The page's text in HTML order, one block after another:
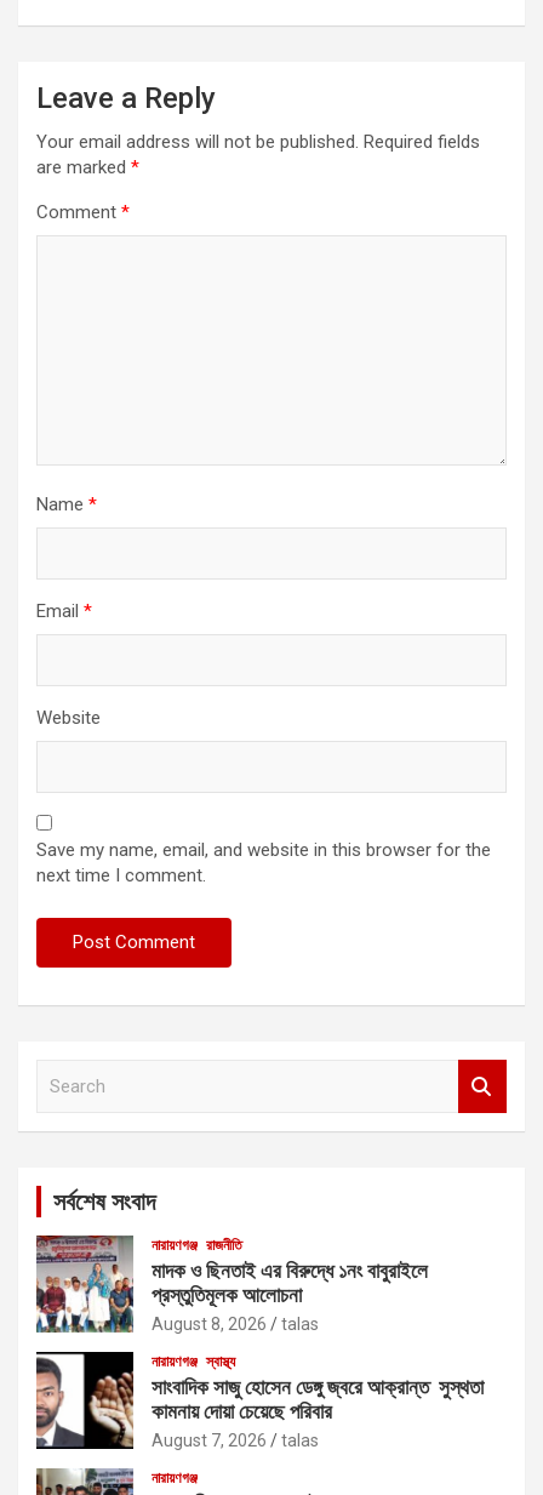
Leave a Reply
Your email address will not be published. Required fields
are marked *
Comment *
Name *
Email *
Website
Save my name, email, and website in this browser for the
next time I comment.
সর্বশেষ সংবাদ
নারায়ণগঞ্জ রাজনীতি
মাদক ও ছিনতাই এর বিরুদ্ধে ১নং বাবুরাইলে
প্রস্তুতিমূলক আলোচনা
August 8, 2026 talas
নারায়ণগঞ্জ স্বাস্থ্য
সাংবাদিক সাজু হোসেন ডেঙ্গু জ্বরে আক্রান্ত সুস্থতা
কামনায় দোয়া চেয়েছে পরিবার
August 7, 2026 talas
নারায়ণগঞ্জ